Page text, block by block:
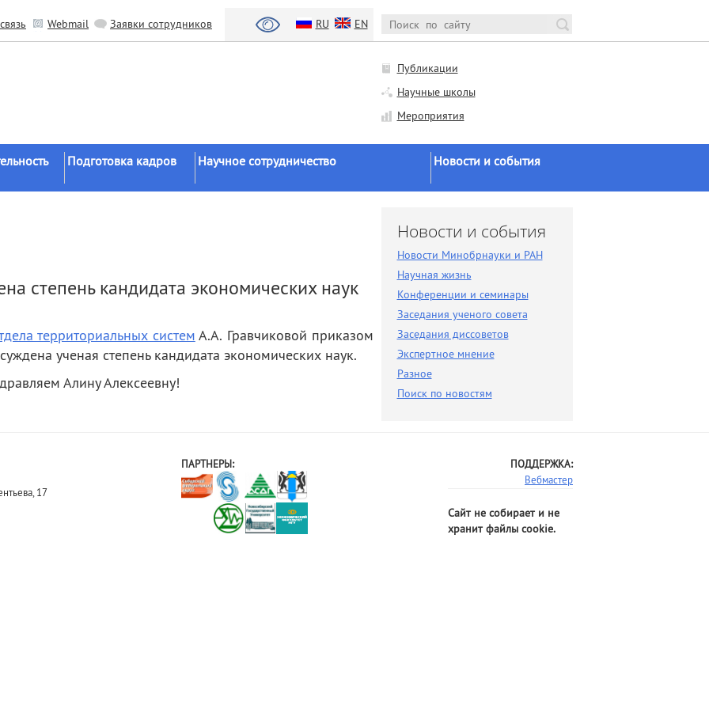
Webmail Заявки сотрудников RU EN
Публикации
Научные школы
Мероприятия
Подготовка кадров
советы
Научное сотрудничество
Бизнес
Новости и события
Заседания ученого совета
Заседания диссоветов
Экспертное мнение
Разное
степень кандидата экономических наук
территориальных систем А.А. Гравчиковой приказом
ученая степень кандидата экономических наук.
Алину Алексеевну!
Новости и события
Новости Минобрнауки и РАН
Научная жизнь
Конференции и семинары
Заседания ученого совета
Заседания диссоветов
Экспертное мнение
Разное
Поиск по новостям
17
ПАРТНЕРЫ:
ПОДДЕРЖКА:
Вебмастер
Сайт не собирает и не
хранит файлы cookie.